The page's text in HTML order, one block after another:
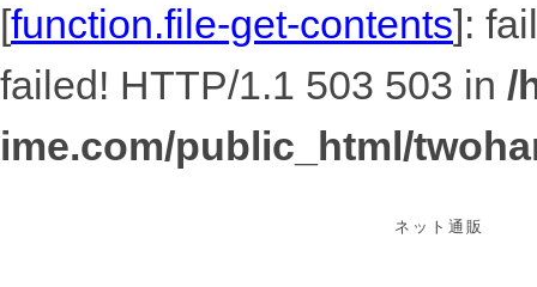
[function.file-get-contents]:
failed! HTTP/1.1 503 503 in /
ime.com/public_html/
ネット通販